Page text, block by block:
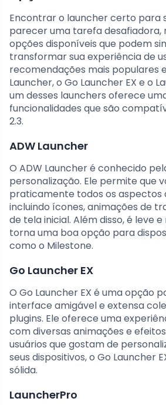
Encontrar o launcher certo para
parecer uma tarefa desafiadora,
opções disponíveis que podem
transformar sua experiência de
recomendações mais populares
Launcher, o Go Launcher EX e o
um desses launchers oferece
funcionalidades que são
2.3.
ADW Launcher
O ADW Launcher é conhecido
personalização. Ele permite que
praticamente todos os aspectos
incluindo ícones, animações de
de tela inicial. Além disso, é leve
torna uma boa opção para
como o Milestone.
Go Launcher EX
O Go Launcher EX é uma opção
interface amigável e extensa
plugins. Ele oferece uma
com diversas animações e
usuários que gostam de
seus dispositivos, o Go Launcher
sólida.
LauncherPro